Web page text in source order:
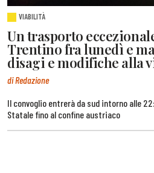
VIABILITÀ
Un trasporto
Trentino fra lunedì e
disagi e modifiche alla
di Redazione
Il convoglio entrerà da sud intorno alle
Statale fino al confine austriaco